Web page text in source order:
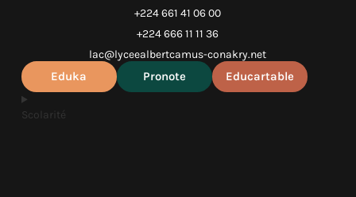
+224 661 41 06 00
+224 666 11 11 36
lac@lyceealbertcamus-conakry.net
Eduka Pronote Educartable
Scolarité